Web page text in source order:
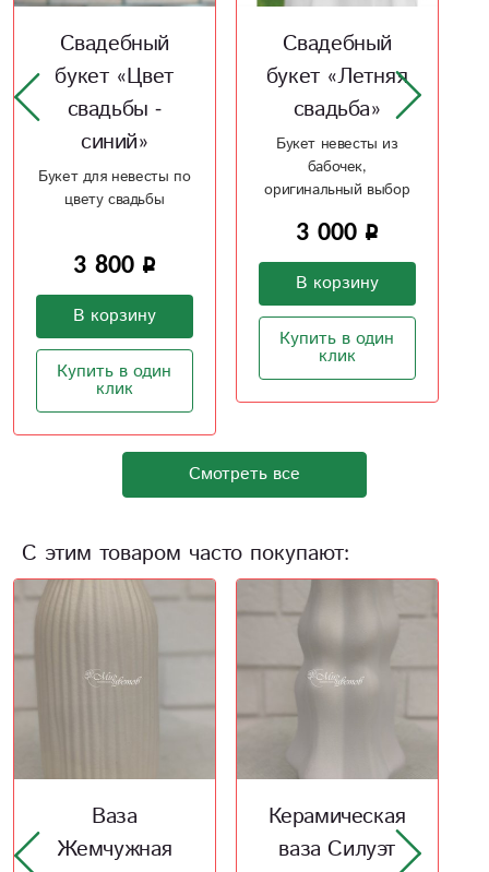
Свадебный
букет «Летняя
свадьба»
Букет невесты из
оригинальный выбор
Купить в один
клик
Свадебный
буке «Алая
свадьба»
Букет невесты из
антуриума и каллов
3 500
В корзину
Купить в один
клик
Смотреть все
С этим товаром часто покупают:
Керамическая
ваза Силуэт
Мамины
сокровища